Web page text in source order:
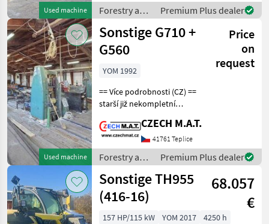
Used machine
délky 1.2-4.5m průměr 150-
Forestry and
wood
processing
equipment /
Sonstige
Premium Plus dealer
Used machine
Sonstige G710 +
G560
Price
on
request
YOM 1992
== Více podrobnosti (CZ) ==
starší již nekompletní
(dopravníky již nejsou !) na
stavební řezivo hranoly
fošny produkce kulatiny
dle s
CZECH M.A.T.
41761 Teplice
Forestry and
wood
processing
equipment /
Sonstige
Premium Plus dealer
Sonstige TH955
(416-16)
68.057
€
157 HP/115 kW YOM 2017
4250 h